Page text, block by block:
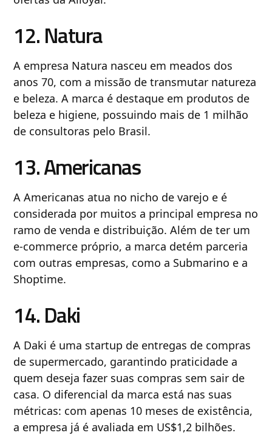
12. Natura
A empresa Natura nasceu em meados dos
anos 70, com a missão de transmutar natureza
e beleza. A marca é destaque em produtos de
beleza e higiene, possuindo mais de 1 milhão
de consultoras pelo Brasil.
13. Americanas
A Americanas atua no nicho de varejo e é
considerada por muitos a principal empresa no
ramo de venda e distribuição. Além de ter um
e-commerce próprio, a marca detém parceria
com outras empresas, como a Submarino e a
Shoptime.
14. Daki
A Daki é uma startup de entregas de compras
de supermercado, garantindo praticidade a
quem deseja fazer suas compras sem sair de
casa. O diferencial da marca está nas suas
métricas: com apenas 10 meses de existência,
a empresa já é avaliada em US$1,2 bilhões.